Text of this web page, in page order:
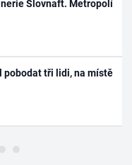
Slovnaft. Metropolí
pobodat tři lidi, na místě